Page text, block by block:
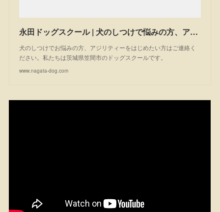
永田ドッグスクール | 犬のしつけで悩みの方、アジリティーを始めたい方は一度ご相談ください。私たちは茨城県笠間市のドッグスクールです。
犬のしつけでお悩みの方、アジリティーをはじめたい方はご連絡く
ださい。私たちは茨城県笠間市のドッグスクールです。
www.nagata-dog.com